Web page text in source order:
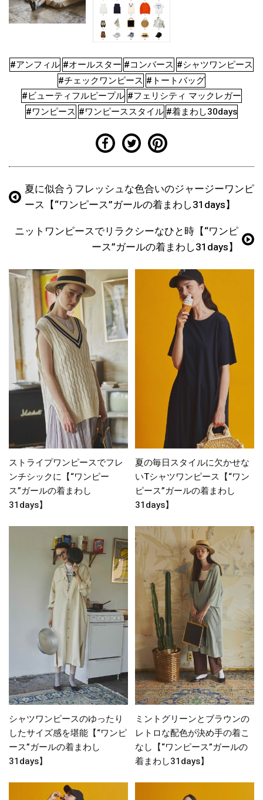
#アンフィル #オールスター #コンバース #シャツワンピース
#チェックワンピース #トートバッグ
#ビューティフルピープル #フェリシティ マックレガー
#ワンピース #ワンピーススタイル #着まわし30days
夏に似合うフレッシュな色合いのジャージーワンピ
ース【“ワンピース”ガールの着まわし31days】
ニットワンピースでリラクシーなひと時【“ワンピ
ース”ガールの着まわし31days】
ストライプワンピースでフレ
ンチシックに【“ワンピー
ス”ガールの着まわし
31days】
夏の毎日スタイルに欠かせな
いTシャツワンピース【“ワン
ピース”ガールの着まわし
31days】
シャツワンピースのゆったり
したサイズ感を堪能【“ワンピ
ース”ガールの着まわし
31days】
ミントグリーンとブラウンの
レトロな配色が決め手の着こ
なし【“ワンピース”ガールの
着まわし31days】